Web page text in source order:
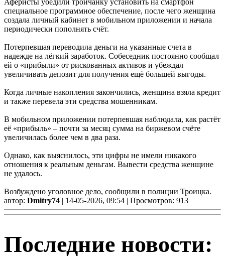
специальное программное обеспечение, после чего женщина
создала личный кабинет в мобильном приложении и начала
периодически пополнять счёт.
Потерпевшая переводила деньги на указанные счета в
надежде на лёгкий заработок. Собеседник постоянно сообщал
ей о «прибыли» от рискованных активов и убеждал
увеличивать депозит для получения ещё большей выгоды.
Когда личные накопления закончились, женщина взяла кредит
и также перевела эти средства мошенникам.
В мобильном приложении потерпевшая наблюдала, как растёт
её «прибыль» – почти за месяц сумма на биржевом счёте
увеличилась более чем в два раза.
Однако, как выяснилось, эти цифры не имели никакого
отношения к реальным деньгам. Вывести средства женщине
не удалось.
Возбуждено уголовное дело, сообщили в полиции Троицка.
автор: Dmitry74 | 14-05-2026, 09:54 | Просмотров: 913
Последние новости: